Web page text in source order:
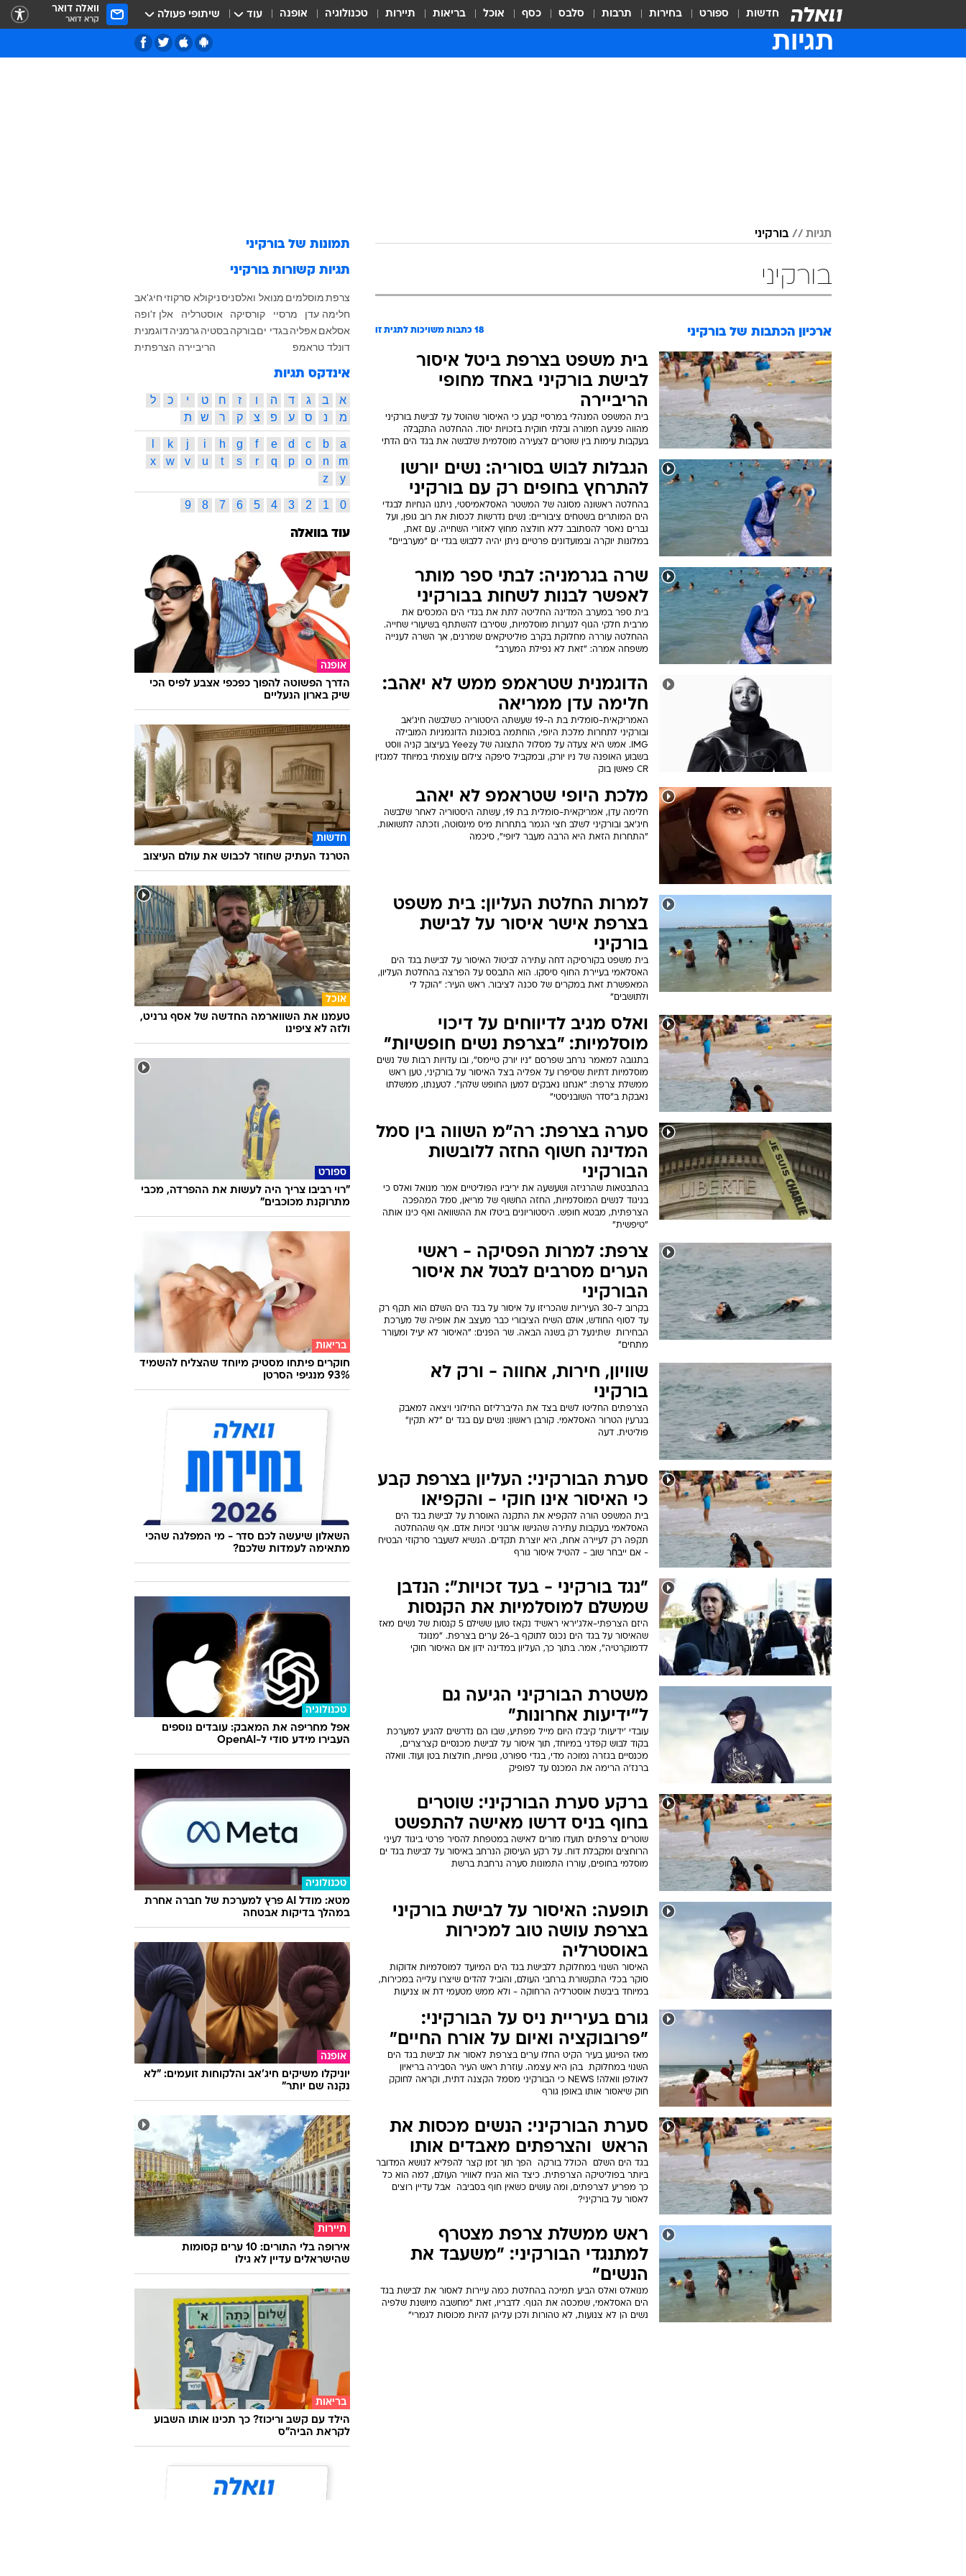
חדשות ספורט בחירות תרבות סלבס כסף אוכל בריאות תיירות טכנולוגיה אופנה עוד שיתופי פעולה וואלה דואר
קרא דואר
תגיות
תגיות בורקיני
בורקיני
ארכיון הכתבות של בורקיני 18 כתבות משויכות לתגית זו
בית משפט בצרפת ביטל איסור
לבישת בורקיני באחד מחופי
הריביירה
בית המשפט המנהלי במרסיי קבע כי האיסור שהוטל על לבישת בורקיני
מהווה פגיעה חמורה ובלתי חוקית בזכויות יסוד. ההחלטה התקבלה
בעקבות עימות בין שוטרים לצעירה מוסלמית שלבשה את בגד הים הדתי
הגבלות לבוש בסוריה: נשים יורשו
להתרחץ בחופים רק עם בורקיני
בהחלטה ראשונה מסוגה של המשטר האסלאמיסטי, ניתנו הנחיות לבגדי
הים המותרים בשטחים ציבוריים: נשים נדרשות לכסות את רוב גופן, ועל
גברים נאסר להסתובב ללא חולצה מחוץ לאזורי השחייה. עם זאת,
במלונות יוקרה ובמועדונים פרטיים ניתן יהיה ללבוש בגדי ים "מערביים"
שרה בגרמניה: לבתי ספר מותר
לאפשר לבנות לשחות בבורקיני
בית ספר במערב המדינה החליטה לתת את בגדי הים המכסים את
מרבית חלקי הגוף לנערות מוסלמיות, שסירבו להשתתף בשיעורי שחייה.
ההחלטה עוררה מחלוקת בקרב פוליטיקאים שמרנים, אך השרה לענייה
משפחה אמרה: "זאת לא נפילת המערב"
הדוגמנית שטראמפ ממש לא יאהב:
חלימה עדן ממריאה
האמריקאית-סומלית בת ה-19 שעשתה היסטוריה כשלבשה חיג'אב
ובורקיני לתחרות מלכת היופי, הוחתמה בסוכנות הדוגמניות המובילה
IMG. אמש היא צעדה על מסלול התצוגה של Yeezy בעיצוב קניה ווסט
בשבוע האופנה של ניו יורק, ובמקביל סיפקה צילום עוצמתי במיוחד למגזין
CR פאשן בוק
מלכת היופי שטראמפ לא יאהב
חלימה עדן, אמריקאית-סומלית בת 19, עשתה היסטוריה לאחר שלבשה
חיג'אב ובורקיני לשלב חצי הגמר בתחרות מיס מינסוטה, וזכתה לתשואות.
"התחרות הזאת היא הרבה מעבר ליופי", סיכמה
למרות החלטת העליון: בית משפט
בצרפת אישר איסור על לבישת
בורקיני
בית משפט בקורסיקה דחה עתירה לביטול האיסור על לבישת בגד הים
האסלאמי בעיירת החוף סיסקו. הוא התבסס על הפרצה בהחלטת העליון,
המאפשרת זאת במקרים של סכנה לציבור. ראש העיר: "הוקל לי
ולתושבים"
ואלס מגיב לדיווחים על דיכוי
מוסלמיות: "בצרפת נשים חופשיות"
בתגובה למאמר נרחב שפרסם "ניו יורק טיימס", ובו עדויות רבות של נשים
מוסלמיות דתיות שסיפרו על אפליה בצל האיסור על בורקיני, טען ראש
ממשלת צרפת: "אנחנו נאבקים למען החופש שלהן". לטענתו, ממשלתו
נאבקת ב"סדר השובניסטי"
סערה בצרפת: רה"מ השווה בין סמל
המדינה חשוף החזה ללובשות
הבורקיני
בהתבטאות שהרגיזה ושעשעה את יריביו הפוליטיים אמר מנואל ואלס כי
בניגוד לנשים המוסלמיות, החזה החשוף של מריאן, סמל המהפכה
הצרפתית, מבטא חופש. היסטוריונים ביטלו את ההשוואה ואף כינו אותה
"טיפשית"
צרפת: למרות הפסיקה - ראשי
הערים מסרבים לבטל את איסור
הבורקיני
בקרוב ל-30 העיריות שהכריזו על איסור על בגד הים השלם הוא תקף רק
עד לסוף החודש, אולם השיח הציבורי כבר מעצב את אופיה של מערכת
הבחירות  שתינעל רק בשנה הבאה. שר הפנים: "האיסור לא יעיל ומעורר
מתחים"
שוויון, חירות, אחווה - ורק לא
בורקיני
הצרפתים החליטו לשים בצד את הליברליזם החילוני ויצאה למאבק
בגרעין הטרור האסלאמי. קורבן ראשון: נשים עם בגד ים "לא תקין"
פוליטית. דעה
סערת הבורקיני: העליון בצרפת קבע
כי האיסור אינו חוקי - והקפיאו
בית המשפט הורה להקפיא את התקנה האוסרת על לבישת בגד הים
האסלאמי בעקבות עתירה שהגישו ארגוני זכויות אדם. אף שההחלטה
תקפה רק לעיירה אחת, היא יוצרת תקדים. הנשיא לשעבר סרקוזי הבטיח
- אם ייבחר שוב - להטיל איסור גורף
"נגד בורקיני - בעד זכויות": הנדבן
שמשלם למוסלמיות את הקנסות
היזם הצרפתי-אלג'יראי ראשיד נקאז טוען ששילם 5 קנסות של נשים מאז
שהאיסור על בגד הים נכנס לתוקף ב-26 ערים בצרפת. "מנוגד
לדמוקרטיה", אמר. בתוך כך, העליון במדינה ידון אם האיסור חוקי
משטרת הבורקיני הגיעה גם
ל"ידיעות אחרונות"
עובדי 'ידיעות' קיבלו היום מייל מפתיע, שבו הם נדרשים להגיע למערכת
בקוד לבוש קפדני במיוחד, תוך איסור על לבישת מכנסיים קצרצרים,
מכנסיים בגזרה נמוכה מדי, בגדי ספורט, גופיות, חולצות בטן ועוד. וואלה
ברנז'ה הרימה את המכנס עד לפופיק
ברקע סערת הבורקיני: שוטרים
בחוף בניס דרשו מאישה להתפשט
שוטרים צרפתים תועדו מורים לאישה במטפחת להסיר פרטי ביגוד לעיני
הרוחצים ומקבלת דוח. על רקע העיסוק הנרחב באיסור על לבישת בגד ים
מוסלמי בחופים, עוררו התמונות סערה נרחבת ברשת
תופעה: האיסור על לבישת בורקיני
בצרפת עושה טוב למכירות
באוסטרליה
האיסור השנוי במחלוקת ללבישת בגד הים המיועד למוסלמיות אדוקות
סוקר בכלי התקשורת ברחבי העולם, והוביל להדים שיצרו עלייה במכירות,
במיוחד ביבשת אוסטרליה הרחוקה - ולא ממש מטעמי דת או צניעות
גורם בעיריית ניס על הבורקיני:
"פרובוקציה ואיום על אורח החיים"
מאז הפיגוע בעיר הקיט החלו ערים בצרפת לאסור את לבישת בגד הים
השנוי במחלוקת  בהן היא עצמה. עוזרת ראש העיר הסבירה בריאיון
לאולפן וואלה! NEWS כי הבורקיני מסמל הקצנה דתית, וקראה לחוקק
חוק שיאסור אותו באופן גורף
סערת הבורקיני: הנשים מכסות את
הראש  והצרפתים מאבדים אותו
בגד הים השלם  הכולל בורקה  הפך תוך זמן קצר להפליא לנושא המדובר
ביותר בפוליטיקה הצרפתית. כיצד הוא הגיח לאוויר העולם, למה הוא כל
כך מפריע לצרפתים, ומה עושים כשאין חוף בסביבה  אבל עדיין רוצים
לאסור על בורקיני?
ראש ממשלת צרפת מצטרף
למתנגדי הבורקיני: "משעבד את
הנשים"
מנואלס ואלס הביע תמיכה בהחלטת כמה עיירות לאסור את לבישת בגד
הים האסלאמי, שמכסה את הגוף. לדבריו, זאת "מחשבה מיושנת שלפיה
נשים הן לא צנועות, לא טהורות ולכן עליהן להיות מכוסות לגמרי"
תמונות של בורקיני
תגיות קשורות בורקיני
צרפתמוסלמים מנואל ואלסניסניקולא סרקוזי חיג'אב
חלימה עדן
מרסיי קורסיקה אוסטרליה
אלן ז'ופה
אסלאם אפליהבגדי יםבורקה בסטיהגרמניהדוגמנית
דונלד טראמפ
הריביירה הצרפתית
אינדקס תגיות
א ב ג ד ה ו ז ח ט י כ
ל
מ
נ ס ע פ צ ק ר ש ת
a
b
c
d
e
f
g
h
i
j
k
m
n
o
p
q
r
s
t
u
v
w
x
y
z
0
1
2
3
4
5
6
7
8
9
עוד בוואלה
אופנה
הדרך הפשוטה להפוך כפכפי אצבע לפיס הכי
שיק בארון הנעליים
חדשות
הטרנד העתיק שחוזר לכבוש את עולם העיצוב
אוכל
טעמנו את השווארמה החדשה של אסף גרניט,
ולזה לא ציפינו
ספורט
"רוי רביבו צריך היה לעשות את ההפרדה, מכבי
מתרוקנת מכוכבים"
בריאות
חוקרים פיתחו מסטיק מיוחד שהצליח להשמיד
93% מנגיפי הסרטן
השאלון שיעשה לכם סדר - מי המפלגה שהכי
מתאימה לעמדות שלכם?
טכנולוגיה
אפל מחריפה את המאבק: עובדים נוספים
העבירו מידע סודי ל-OpenAI
טכנולוגיה
מטא: מודל AI פרץ למערכת של חברה אחרת
במהלך בדיקות אבטחה
אופנה
יוניקלו משיקים חיג'אב והלקוחות זועמים: "לא
נקנה שם יותר"
תיירות
אירופה בלי התורים: 10 ערים קסומות
שהישראלים עדיין לא גילו
בריאות
הילד עם קשב וריכוז? כך תכינו אותו השבוע
לקראת הביה"ס